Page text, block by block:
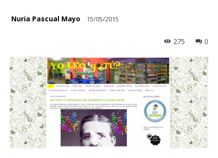
Nuria Pascual Mayo 15/05/2015
0
275